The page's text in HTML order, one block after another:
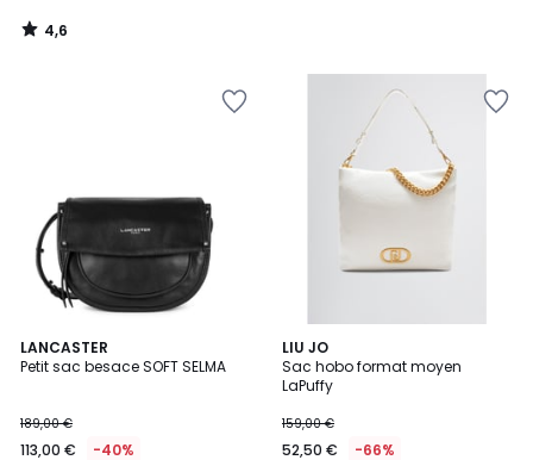
4,6
/
LANCASTER
Petit sac besace SOFT SELMA
189,00 €
113,00 € -40%
LIU JO
Sac hobo format moyen
LaPuffy
159,00 €
52,50 € -66%
3
Couleurs